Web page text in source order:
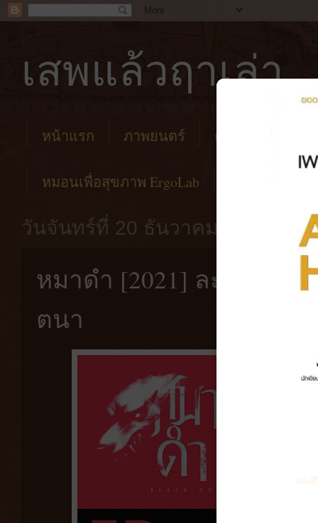
เสพแล้วฤาเล่า
หน้าแรก ภาพยนตร์ คาเฟ่
หมอนเพื่อสุขภาพ ErgoLab
วันจันทร์ที่ 20 ธันวาคม พ.ศ. 2564
หมาดำ [2021] ละครเสีย
ตนา
หนัง